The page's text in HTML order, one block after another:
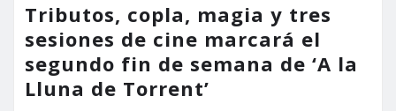
Tributos, copla, magia y tres
sesiones de cine marcará el
segundo fin de semana de ‘A la
Lluna de Torrent’